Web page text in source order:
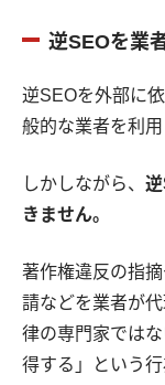
逆SEOを業
逆SEOを外部に
般的な業者を利
しかしながら、
きません。
著作権違反の指
請などを業者が
律の専門家では
得する」という